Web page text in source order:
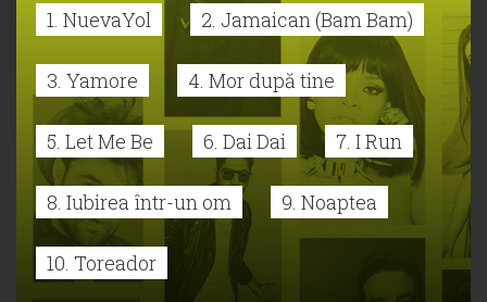
1. NuevaYol 2. Jamaican (Bam Bam)
3. Yamore 4. Mor după tine
5. Let Me Be 6. Dai Dai 7. I Run
8. Iubirea într-un om 9. Noaptea
10. Toreador